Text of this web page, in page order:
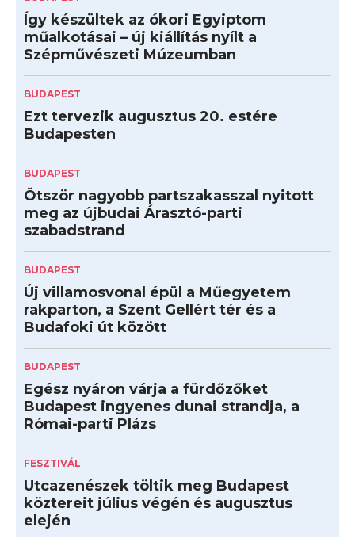
Így készültek az ókori Egyiptom
műalkotásai – új kiállítás nyílt a
Szépművészeti Múzeumban
BUDAPEST
Ezt tervezik augusztus 20. estére
Budapesten
BUDAPEST
Ötször nagyobb partszakasszal nyitott
meg az újbudai Árasztó-parti
szabadstrand
BUDAPEST
Új villamosvonal épül a Műegyetem
rakparton, a Szent Gellért tér és a
Budafoki út között
BUDAPEST
Egész nyáron várja a fürdőzőket
Budapest ingyenes dunai strandja, a
Római-parti Plázs
FESZTIVÁL
Utcazenészek töltik meg Budapest
köztereit július végén és augusztus
elején